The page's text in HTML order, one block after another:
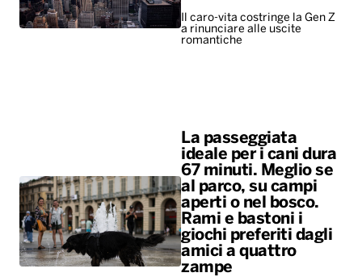
Il caro-vita costringe la Gen Z
a rinunciare alle uscite
romantiche
La passeggiata
ideale per i cani dura
67 minuti. Meglio se
al parco, su campi
aperti o nel bosco.
Rami e bastoni i
giochi preferiti dagli
amici a quattro
zampe